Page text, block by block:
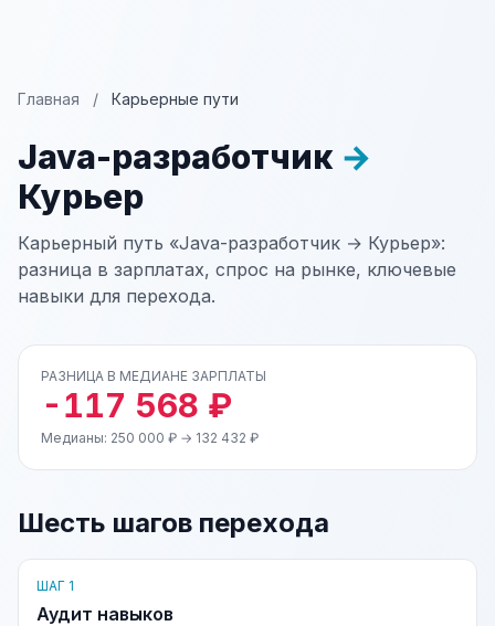
Главная / Карьерные пути
Java-разработчик →
Курьер
Карьерный путь «Java-разработчик → Курьер»:
разница в зарплатах, спрос на рынке, ключевые
навыки для перехода.
РАЗНИЦА В МЕДИАНЕ ЗАРПЛАТЫ
-117 568 ₽
Медианы: 250 000 ₽ → 132 432 ₽
Шесть шагов перехода
ШАГ 1
Аудит навыков